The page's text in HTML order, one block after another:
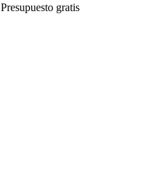
Presupuesto gratis